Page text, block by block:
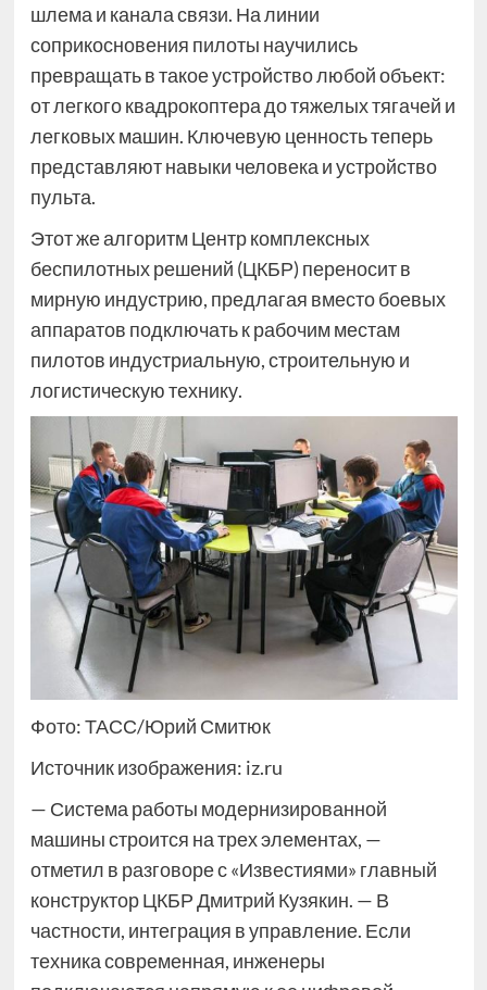
шлема и канала связи. На линии
соприкосновения пилоты научились
превращать в такое устройство любой объект:
от легкого квадрокоптера до тяжелых тягачей и
легковых машин. Ключевую ценность теперь
представляют навыки человека и устройство
пульта.
Этот же алгоритм Центр комплексных
беспилотных решений (ЦКБР) переносит в
мирную индустрию, предлагая вместо боевых
аппаратов подключать к рабочим местам
пилотов индустриальную, строительную и
логистическую технику.
Фото: ТАСС/Юрий Смитюк
Источник изображения: iz.ru
— Система работы модернизированной
машины строится на трех элементах, —
отметил в разговоре с «Известиями» главный
конструктор ЦКБР Дмитрий Кузякин. — В
частности, интеграция в управление. Если
техника современная, инженеры